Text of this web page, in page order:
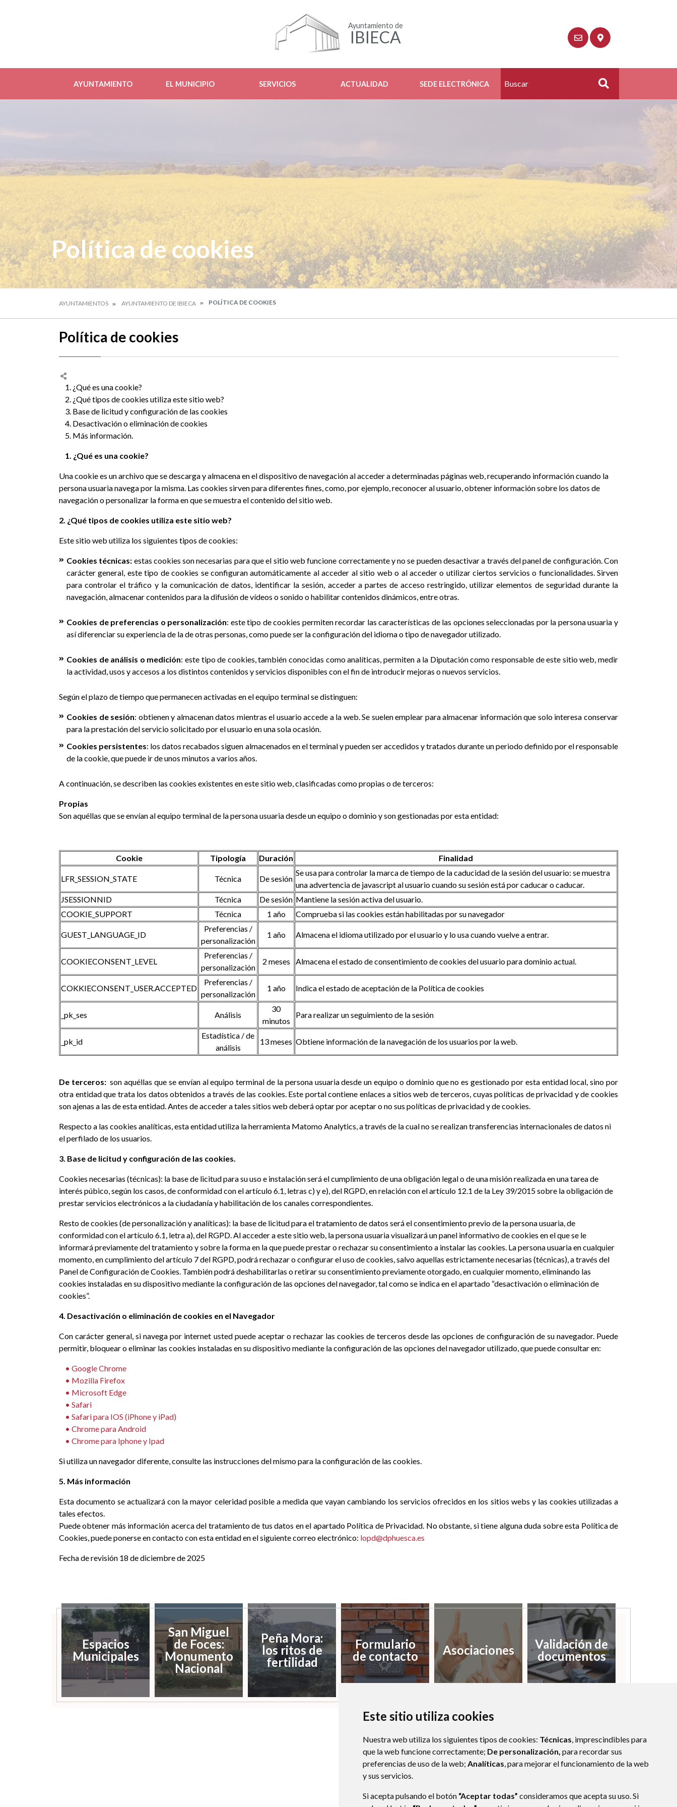
Este sitio utiliza cookies
Nuestra web utiliza los siguientes tipos de cookies: Técnicas, imprescindibles para
que la web funcione correctamente; De personalización, para recordar sus
preferencias de uso de la web; Analíticas, para mejorar el funcionamiento de la web
y sus servicios.
Si acepta pulsando el botón “Aceptar todas” consideramos que acepta su uso. Si
Ayuntamiento de
IBIECA
AYUNTAMIENTO EL MUNICIPIO SERVICIOS ACTUALIDAD SEDE ELECTRÓNICA Buscar
Política de cookies
AYUNTAMIENTOS AYUNTAMIENTO DE IBIECA POLÍTICA DE COOKIES
Política de cookies
1. ¿Qué es una cookie?
2. ¿Qué tipos de cookies utiliza este sitio web?
3. Base de licitud y configuración de las cookies
4. Desactivación o eliminación de cookies
5. Más información.
1. ¿Qué es una cookie?
Una cookie es un archivo que se descarga y almacena en el dispositivo de navegación al acceder a determinadas páginas web, recuperando información cuando la
persona usuaria navega por la misma. Las cookies sirven para diferentes fines, como, por ejemplo, reconocer al usuario, obtener información sobre los datos de
navegación o personalizar la forma en que se muestra el contenido del sitio web.
2. ¿Qué tipos de cookies utiliza este sitio web?
Este sitio web utiliza los siguientes tipos de cookies:
Cookies técnicas: estas cookies son necesarias para que el sitio web funcione correctamente y no se pueden desactivar a través del panel de configuración. Con
carácter general, este tipo de cookies se configuran automáticamente al acceder al sitio web o al acceder o utilizar ciertos servicios o funcionalidades. Sirven
para controlar el tráfico y la comunicación de datos, identificar la sesión, acceder a partes de acceso restringido, utilizar elementos de seguridad durante la
navegación, almacenar contenidos para la difusión de vídeos o sonido o habilitar contenidos dinámicos, entre otras.
Cookies de preferencias o personalización: este tipo de cookies permiten recordar las características de las opciones seleccionadas por la persona usuaria y
así diferenciar su experiencia de la de otras personas, como puede ser la configuración del idioma o tipo de navegador utilizado.
Cookies de análisis o medición: este tipo de cookies, también conocidas como analíticas, permiten a la Diputación como responsable de este sitio web, medir
la actividad, usos y accesos a los distintos contenidos y servicios disponibles con el fin de introducir mejoras o nuevos servicios.
Según el plazo de tiempo que permanecen activadas en el equipo terminal se distinguen:
Cookies de sesión: obtienen y almacenan datos mientras el usuario accede a la web. Se suelen emplear para almacenar información que solo interesa conservar
para la prestación del servicio solicitado por el usuario en una sola ocasión.
Cookies persistentes: los datos recabados siguen almacenados en el terminal y pueden ser accedidos y tratados durante un periodo definido por el responsable
de la cookie, que puede ir de unos minutos a varios años.
A continuación, se describen las cookies existentes en este sitio web, clasificadas como propias o de terceros:
Propias
Son aquéllas que se envían al equipo terminal de la persona usuaria desde un equipo o dominio y son gestionadas por esta entidad:
Cookie Tipología Duración Finalidad
LFR_SESSION_STATE Técnica De sesión
Se usa para controlar la marca de tiempo de la caducidad de la sesión del usuario: se muestra
una advertencia de javascript al usuario cuando su sesión está por caducar o caducar.
JSESSIONNID
Técnica De sesión Mantiene la sesión activa del usuario.
COOKIE_SUPPORT
Técnica 1 año Comprueba si las cookies están habilitadas por su navegador
GUEST_LANGUAGE_ID
Preferencias /
personalización
1 año Almacena el idioma utilizado por el usuario y lo usa cuando vuelve a entrar.
COOKIECONSENT_LEVEL
Preferencias /
personalización
2 meses Almacena el estado de consentimiento de cookies del usuario para dominio actual.
COKKIECONSENT_USER.ACCEPTED
Preferencias /
personalización
1 año Indica el estado de aceptación de la Política de cookies
_pk_ses Análisis
30
minutos
Para realizar un seguimiento de la sesión
_pk_id
Estadística / de
análisis
13 meses Obtiene información de la navegación de los usuarios por la web.
De terceros: son aquéllas que se envían al equipo terminal de la persona usuaria desde un equipo o dominio que no es gestionado por esta entidad local, sino por
otra entidad que trata los datos obtenidos a través de las cookies. Este portal contiene enlaces a sitios web de terceros, cuyas políticas de privacidad y de cookies
son ajenas a las de esta entidad. Antes de acceder a tales sitios web deberá optar por aceptar o no sus políticas de privacidad y de cookies.
Respecto a las cookies analíticas, esta entidad utiliza la herramienta Matomo Analytics, a través de la cual no se realizan transferencias internacionales de datos ni
el perfilado de los usuarios.
3. Base de licitud y configuración de las cookies.
Cookies necesarias (técnicas): la base de licitud para su uso e instalación será el cumplimiento de una obligación legal o de una misión realizada en una tarea de
interés púbico, según los casos, de conformidad con el artículo 6.1, letras c) y e), del RGPD, en relación con el artículo 12.1 de la Ley 39/2015 sobre la obligación de
prestar servicios electrónicos a la ciudadanía y habilitación de los canales correspondientes.
Resto de cookies (de personalización y analíticas): la base de licitud para el tratamiento de datos será el consentimiento previo de la persona usuaria, de
conformidad con el artículo 6.1, letra a), del RGPD. Al acceder a este sitio web, la persona usuaria visualizará un panel informativo de cookies en el que se le
informará previamente del tratamiento y sobre la forma en la que puede prestar o rechazar su consentimiento a instalar las cookies. La persona usuaria en cualquier
momento, en cumplimiento del artículo 7 del RGPD, podrá rechazar o configurar el uso de cookies, salvo aquellas estrictamente necesarias (técnicas), a través del
Panel de Configuración de Cookies. También podrá deshabilitarlas o retirar su consentimiento previamente otorgado, en cualquier momento, eliminando las
cookies instaladas en su dispositivo mediante la configuración de las opciones del navegador, tal como se indica en el apartado “desactivación o eliminación de
cookies”.
4. Desactivación o eliminación de cookies en el Navegador
Con carácter general, si navega por internet usted puede aceptar o rechazar las cookies de terceros desde las opciones de configuración de su navegador. Puede
permitir, bloquear o eliminar las cookies instaladas en su dispositivo mediante la configuración de las opciones del navegador utilizado, que puede consultar en:
• Google Chrome
• Mozilla Firefox
• Microsoft Edge
• Safari
• Safari para IOS (iPhone y iPad)
• Chrome para Android
• Chrome para Iphone y Ipad
Si utiliza un navegador diferente, consulte las instrucciones del mismo para la configuración de las cookies.
5. Más información
Esta documento se actualizará con la mayor celeridad posible a medida que vayan cambiando los servicios ofrecidos en los sitios webs y las cookies utilizadas a
tales efectos.
Puede obtener más información acerca del tratamiento de tus datos en el apartado Política de Privacidad. No obstante, si tiene alguna duda sobre esta Política de
Cookies, puede ponerse en contacto con esta entidad en el siguiente correo electrónico: lopd@dphuesca.es
Fecha de revisión 18 de diciembre de 2025
Espacios
Municipales
San Miguel
de Foces:
Monumento
Nacional
Peña Mora:
los ritos de
fertilidad
Formulario
de contacto
Asociaciones
Validación de
documentos